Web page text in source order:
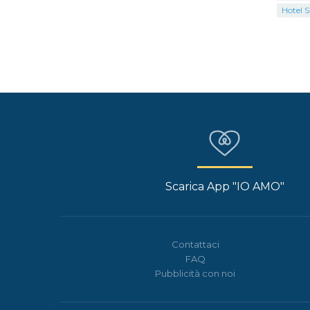
Hotel
Scarica App "IO AMO"
Contattaci
FAQ
Pubblicità con noi